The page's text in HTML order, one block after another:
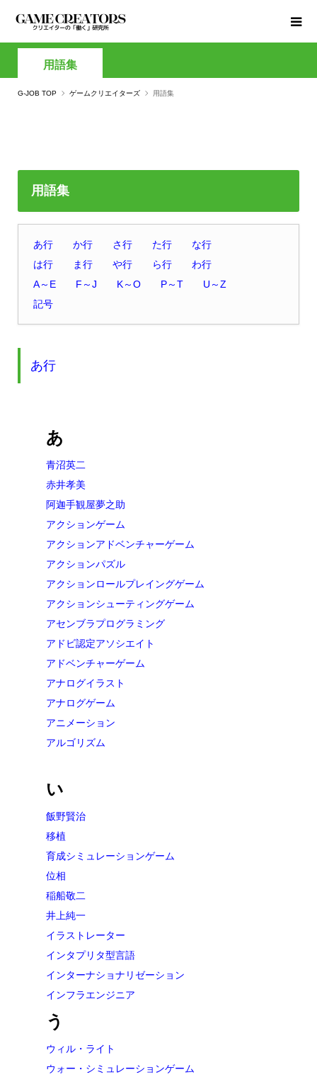
用語集
G-JOB TOP ゲームクリエイターズ 用語集
用語集
あ行 か行 さ行 た行
な行
は行
ま行 や行 ら行
わ行
A～E
F～J K～O P～T
U～Z
記号
あ行
あ
青沼英二
赤井孝美
阿迦手観屋夢之助
アクションゲーム
アクションアドベンチャーゲーム
アクションパズル
アクションロールプレイングゲーム
アクションシューティングゲーム
アセンブラプログラミング
アドビ認定アソシエイト
アドベンチャーゲーム
アナログイラスト
アナログゲーム
アニメーション
アルゴリズム
い
飯野賢治
移植
育成シミュレーションゲーム
位相
稲船敬二
井上純一
イラストレーター
インタプリタ型言語
インターナショナリゼーション
インフラエンジニア
う
ウィル・ライト
ウォー・シミュレーションゲーム